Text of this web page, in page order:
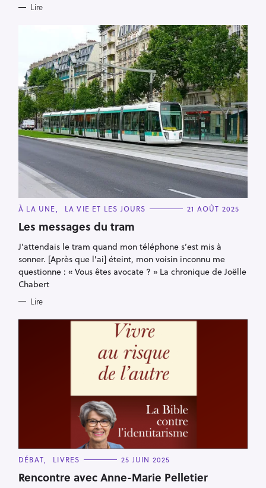
S Lire
C
T
E
O
I
E
S
À LA UNE LA VIE ET LES JOURS 21 AOÛT 2025
Les messages du tram
J’attendais le tram quand mon téléphone s’est mis à
sonner. [Après que l'ai] éteint, mon voisin inconnu me
questionne : « Vous êtes avocate ? » La chronique de Joëlle
Chabert
Lire
C
T
E
DÉBAT LIVRES 25 JUIN 2025
Rencontre avec Anne-Marie Pelletier